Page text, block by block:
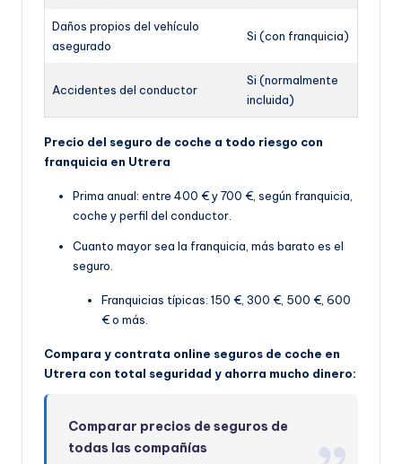
Daños propios del vehículo
asegurado
Si (con franquicia)
Accidentes del conductor
Si (normalmente
incluida)
Precio del seguro de coche a todo riesgo con
franquicia en Utrera
Prima anual: entre 400 € y 700 €, según franquicia,
coche y perfil del conductor.
Cuanto mayor sea la franquicia, más barato es el
seguro.
Franquicias típicas: 150 €, 300 €, 500 €, 600
€ o más.
Compara y contrata online seguros de coche en
Utrera con total seguridad y ahorra mucho dinero:
Comparar precios de seguros de
todas las compañías